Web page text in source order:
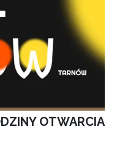
OTWARCIA